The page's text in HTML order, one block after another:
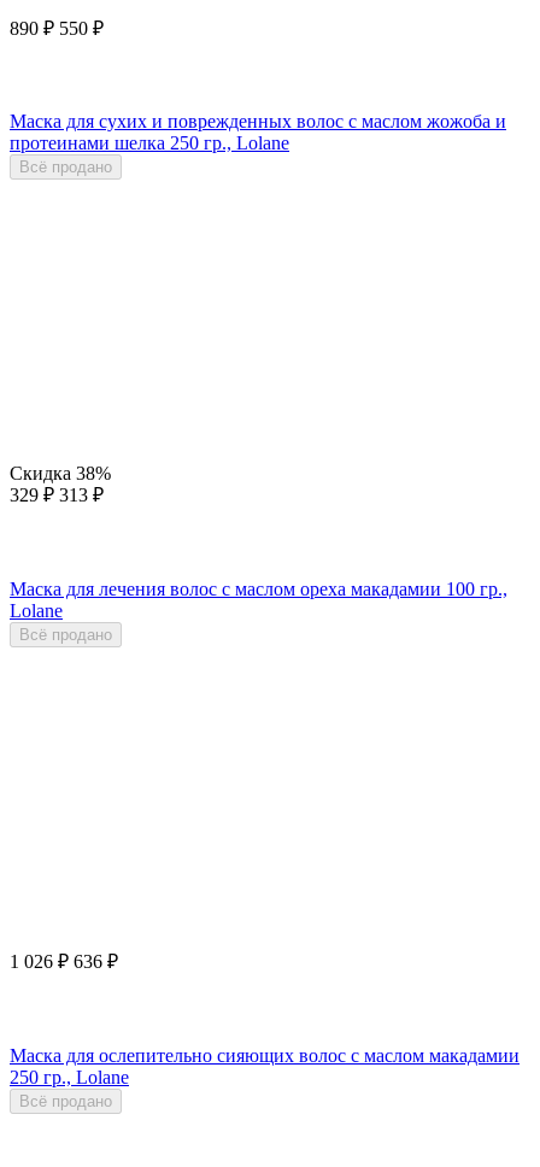
Скидка 38%
890 ₽ 550 ₽
Маска для сухих и поврежденных волос с маслом жожоба и
протеинами шелка 250 гр., Lolane
Всё продано
329 ₽ 313 ₽
Маска для лечения волос с маслом ореха макадамии 100 гр.,
Lolane
Всё продано
1 026 ₽ 636 ₽
Маска для ослепительно сияющих волос с маслом макадамии
250 гр., Lolane
Всё продано